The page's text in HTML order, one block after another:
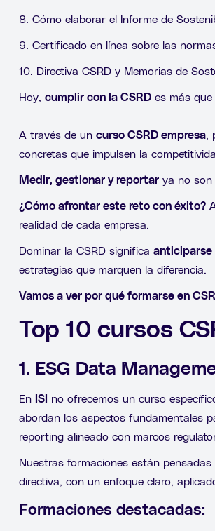
8. Cómo elaborar el Informe de
9. Certificado en línea sobre las
10. Directiva CSRD y Memorias de
Hoy, cumplir con la CSRD es más
A través de un curso CSRD empresa,
concretas que impulsen la
Medir, gestionar y reportar ya no son
¿Cómo afrontar este reto con éxito?
realidad de cada empresa.
Dominar la CSRD significa anticiparse
estrategias que marquen la diferencia.
Vamos a ver por qué formarse en
Top 10 cursos
1. ESG Data
En ISI no ofrecemos un curso
abordan los aspectos fundamentales
reporting alineado con marcos
Nuestras formaciones están
directiva, con un enfoque claro,
Formaciones destacadas: